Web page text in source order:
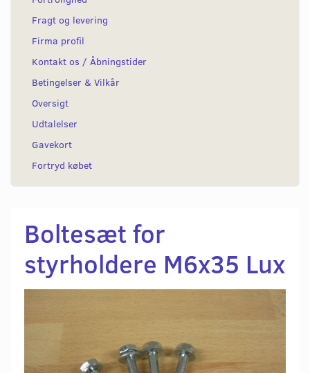
Fragt og levering
Firma profil
Kontakt os / Åbningstider
Betingelser & Vilkår
Oversigt
Udtalelser
Gavekort
Fortryd købet
Boltesæt for
styrholdere M6x35 Lux